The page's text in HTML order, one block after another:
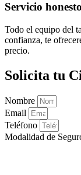
Servicio
Todo el equipo del
confianza, te
precio.
Solicita tu
Nombre
Email
Teléfono
Modalidad de